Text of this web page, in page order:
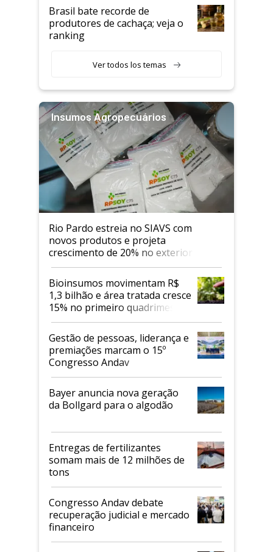
Brasil bate recorde de
produtores de cachaça; veja o
ranking
Ver todos los temas
Insumos Agropecuários
Rio Pardo estreia no SIAVS com
novos produtos e projeta
crescimento de 20% no exterior
Bioinsumos movimentam R$
1,3 bilhão e área tratada cresce
15% no primeiro quadrimestre
de 2026
Gestão de pessoas, liderança e
premiações marcam o 15º
Congresso Andav
Bayer anuncia nova geração
da Bollgard para o algodão
Entregas de fertilizantes
somam mais de 12 milhões de
tons
Congresso Andav debate
recuperação judicial e mercado
financeiro